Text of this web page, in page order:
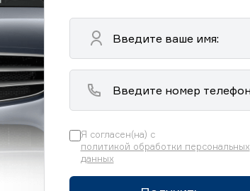
Я согласен(на) с
политикой обработки персональных
данных